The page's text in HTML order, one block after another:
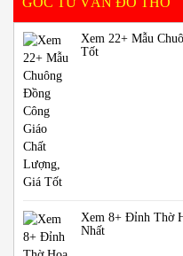
Xem 22+ Mẫu
Tốt
Xem 8+ Đỉnh Thờ
Nhất